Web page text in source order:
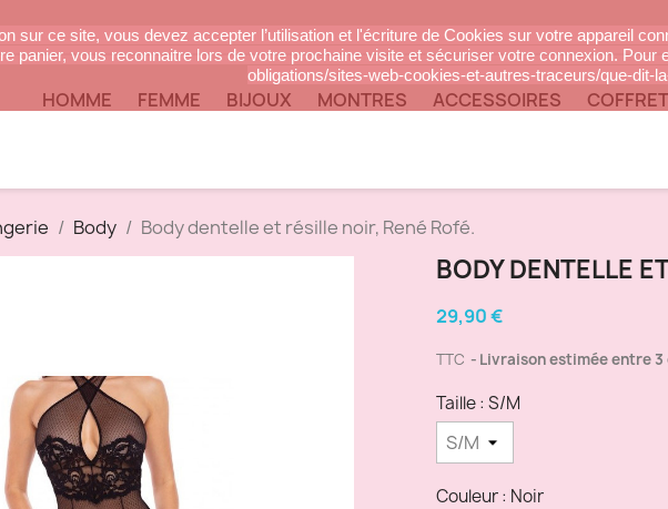
sur ce site, vous devez accepter l’utilisation et l'écriture de Cookies sur votre appareil
panier, vous reconnaitre lors de votre prochaine visite et sécuriser votre connexion.
obligations/sites-web-cookies-et-autres-traceurs/que-dit-
HOMME FEMME BIJOUX MONTRES ACCESSOIRES
Body Body dentelle et résille noir, René Rofé.
BODY DENTELLE
29,90 €
TTC Livraison estimée entre 3
Taille : S/M
Couleur : Noir